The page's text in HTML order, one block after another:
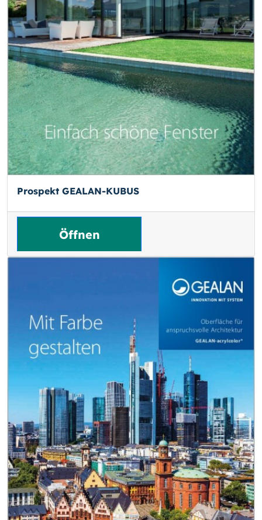
Prospekt GEALAN-KUBUS
Öffnen